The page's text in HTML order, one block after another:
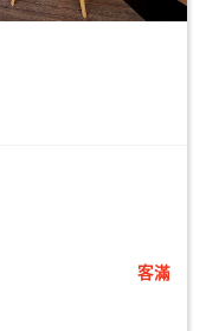
客滿